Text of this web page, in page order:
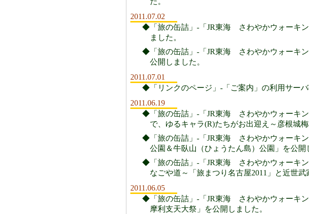
2011.07.02
◆「旅の缶詰」-「JR東海 さわやかウォーキ
ました。
◆「旅の缶詰」-「JR東海 さわやかウォーキ
公開しました。
2011.07.01
◆「リンクのページ」-「ご案内」の利用サーバ
2011.06.19
◆「旅の缶詰」-「JR東海 さわやかウォーキ
で、ゆるキャラ(R)たちがお出迎え～彦根城
◆「旅の缶詰」-「JR東海 さわやかウォーキ
公園＆牛臥山（ひょうたん島）公園」を公開
◆「旅の缶詰」-「JR東海 さわやかウォーキン
なごや道～「旅まつり名古屋2011」と近世
2011.06.05
◆「旅の缶詰」-「JR東海 さわやかウォーキ
摩利支天大祭」を公開しました。